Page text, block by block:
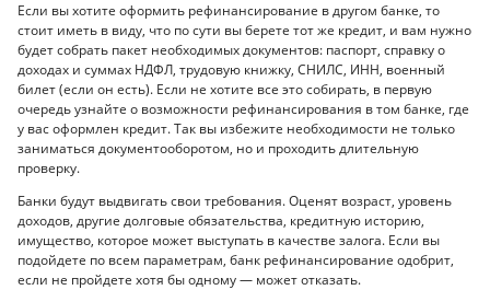
Если вы хотите оформить рефинансирование в другом банке, то
стоит иметь в виду, что по сути вы берете тот же кредит, и вам нужно
будет собрать пакет необходимых документов: паспорт, справку о
доходах и суммах НДФЛ, трудовую книжку, СНИЛС, ИНН, военный
билет (если он есть). Если не хотите все это собирать, в первую
очередь узнайте о возможности рефинансирования в том банке, где
у вас оформлен кредит. Так вы избежите необходимости не только
заниматься документооборотом, но и проходить длительную
проверку.
Банки будут выдвигать свои требования. Оценят возраст, уровень
доходов, другие долговые обязательства, кредитную историю,
имущество, которое может выступать в качестве залога. Если вы
подойдете по всем параметрам, банк рефинансирование одобрит,
если не пройдете хотя бы одному — может отказать.